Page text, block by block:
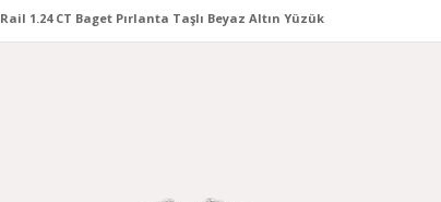
Rail 1.24 CT Baget Pırlanta Taşlı Beyaz Altın Yüzük